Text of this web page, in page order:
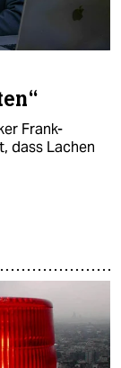
Frank-
dass Lachen